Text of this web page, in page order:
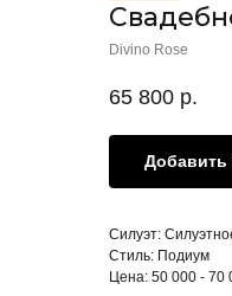
Divino Rose
65 800 р.
Добавить
Силуэт:
Стиль: Подиум
Цена: 50 000 - 70